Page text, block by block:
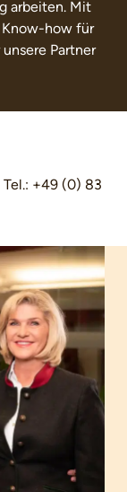
arbeiten. Mit
how für
Partner
+49 (0) 83